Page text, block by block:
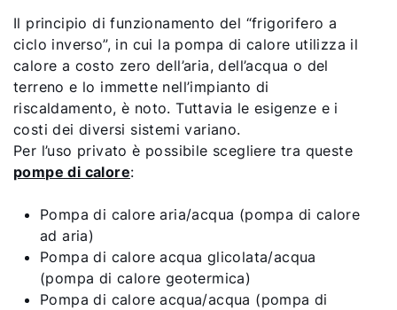
Il principio di funzionamento del “frigorifero a
ciclo inverso”, in cui la pompa di calore utilizza il
calore a costo zero dell’aria, dell’acqua o del
terreno e lo immette nell’impianto di
riscaldamento, è noto. Tuttavia le esigenze e i
costi dei diversi sistemi variano.
Per l’uso privato è possibile scegliere tra queste
pompe di calore:
Pompa di calore aria/acqua (pompa di calore
ad aria)
Pompa di calore acqua glicolata/acqua
(pompa di calore geotermica)
Pompa di calore acqua/acqua (pompa di